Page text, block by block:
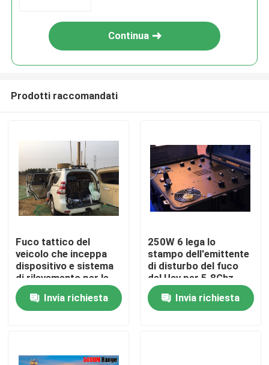
Casa
Video
Continua
Prodotti raccomandati
Fuco tattico del
veicolo che inceppa
dispositivo e sistema
di rilevamento per le
zone protette
Invia richiesta
250W 6 lega lo
stampo dell'emittente
di disturbo del fuco
del Uav per 5.8Ghz
2.4Ghz 433Mhz
800Mhz e GPS L1 L2
Invia richiesta